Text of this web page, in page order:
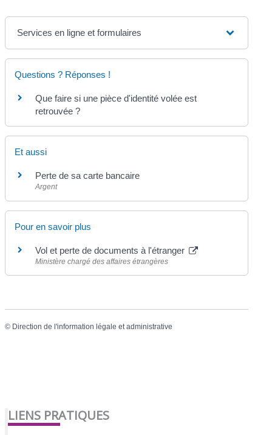
Services en ligne et formulaires
Questions ? Réponses !
Que faire si une pièce d'identité volée est
retrouvée ?
Et aussi
Perte de sa carte bancaire
Argent
Pour en savoir plus
Vol et perte de documents à l'étranger
Ministère chargé des affaires étrangères
© Direction de l'information légale et administrative
LIENS PRATIQUES